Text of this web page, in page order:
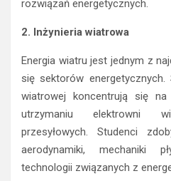
rozwiązań energetycznych.
2. Inżynieria wiatrowa
Energia wiatru jest jednym z
się sektorów
wiatrowej koncentrują się
utrzymaniu elektrowni
przesyłowych. Studenci
aerodynamiki, mechaniki
technologii związanych z